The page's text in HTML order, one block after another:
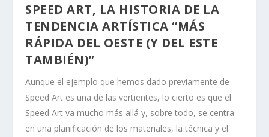
SPEED ART, LA HISTORIA DE LA
TENDENCIA ARTÍSTICA “MÁS
RÁPIDA DEL OESTE (Y DEL ESTE
TAMBIÉN)”
Aunque el ejemplo que hemos dado previamente de
Speed Art es una de las vertientes, lo cierto es que el
Speed Art va mucho más allá y, sobre todo, se centra
en una planificación de los materiales, la técnica y el